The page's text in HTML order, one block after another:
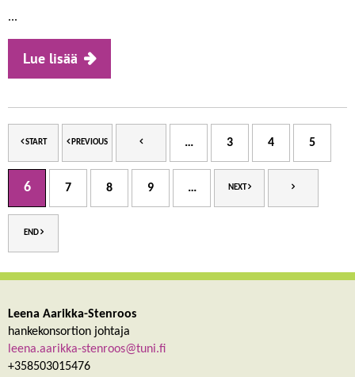
...
Lue lisää
START PREVIOUS … 3 4 5
6 7 8 9 … NEXT
END
Leena Aarikka-Stenroos
hankekonsortion johtaja
leena.aarikka-stenroos@tuni.fi
+358503015476